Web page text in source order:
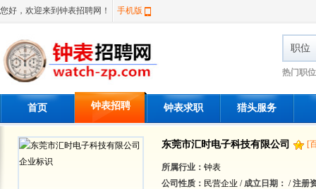
您好，欢迎来到钟表招聘网！ 手机版
职位
热门职
首页 钟表招聘 钟表求职 猎头服务
东莞市汇时电子科技有限公司 [
所属行业： 钟表
公司性质： 民营企业 /成立日期： /注册